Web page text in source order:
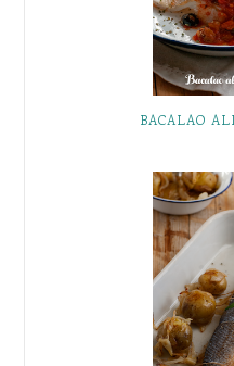
BACALAO